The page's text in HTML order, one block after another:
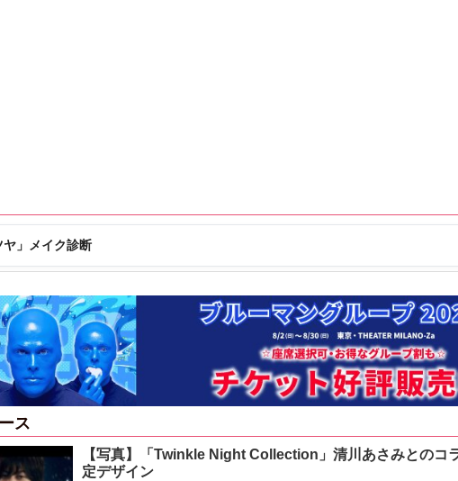
ヤ」メイク診断
ス
【写真】「Twinkle Night Collection」清川あさみとのコ
定デザイン